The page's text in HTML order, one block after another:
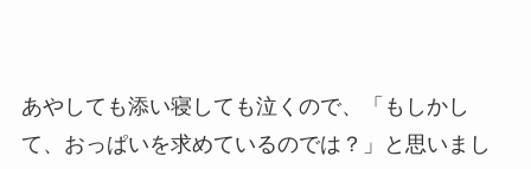
あやしても添い寝しても泣くので、「もしかし
て、おっぱいを求めているのでは？」と思いまし